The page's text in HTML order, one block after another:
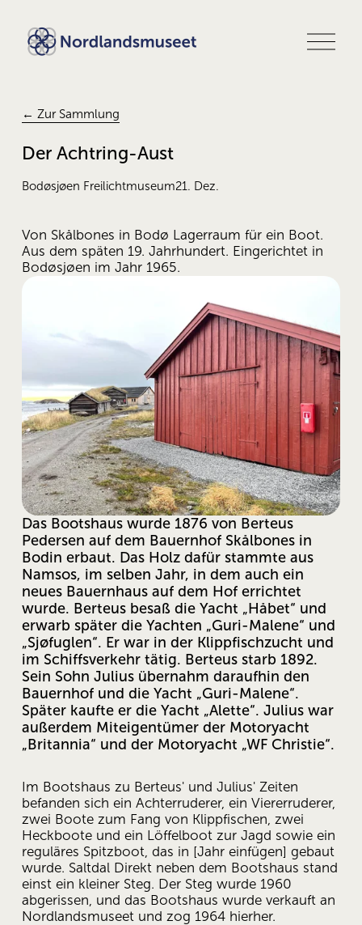
M
e
← Zur Sammlung
Der Achtring-Aust
Bodøsjøen Freilichtmuseum21. Dez.
Von Skålbones in Bodø Lagerraum für ein Boot.
Aus dem späten 19. Jahrhundert. Eingerichtet in
Bodøsjøen im Jahr 1965.
Das Bootshaus wurde 1876 von Berteus
Pedersen auf dem Bauernhof Skålbones in
Bodin erbaut. Das Holz dafür stammte aus
Namsos, im selben Jahr, in dem auch ein
neues Bauernhaus auf dem Hof ​​errichtet
wurde. Berteus besaß die Yacht „Håbet“ und
erwarb später die Yachten „Guri-Malene“ und
„Sjøfuglen“. Er war in der Klippfischzucht und
im Schiffsverkehr tätig. Berteus starb 1892.
Sein Sohn Julius übernahm daraufhin den
Bauernhof und die Yacht „Guri-Malene“.
Später kaufte er die Yacht „Alette“. Julius war
außerdem Miteigentümer der Motoryacht
„Britannia“ und der Motoryacht „WF Christie“.
Im Bootshaus zu Berteus' und Julius' Zeiten
befanden sich ein Achterruderer, ein Viererruderer,
zwei Boote zum Fang von Klippfischen, zwei
Heckboote und ein Löffelboot zur Jagd sowie ein
reguläres Spitzboot, das in [Jahr einfügen] gebaut
wurde. Saltdal Direkt neben dem Bootshaus stand
einst ein kleiner Steg. Der Steg wurde 1960
abgerissen, und das Bootshaus wurde verkauft an
Nordlandsmuseet und zog 1964 hierher.